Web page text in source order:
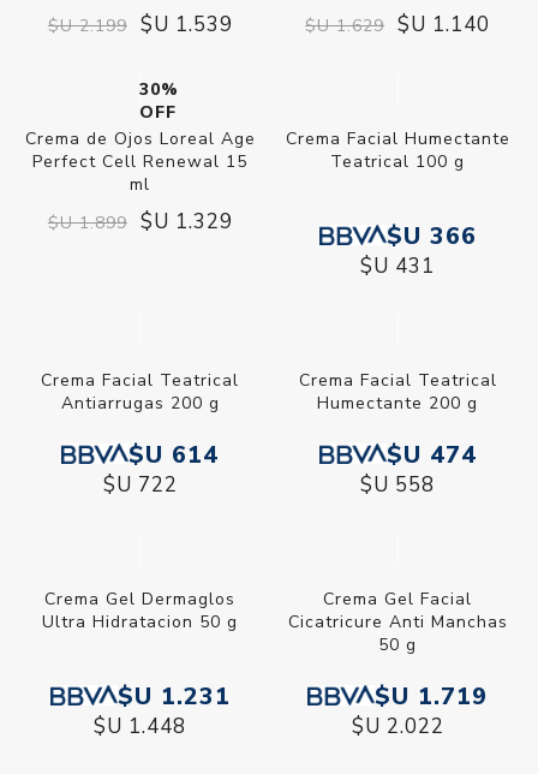
$U 2.199 $U 1.539
$U 1.629 $U 1.140
30%
OFF
Crema de Ojos Loreal Age
Perfect Cell Renewal 15
ml
$U 1.899 $U 1.329
Crema Facial Humectante
Teatrical 100 g
$U 366
$U 431
Crema Facial Teatrical
Antiarrugas 200 g
$U 614
$U 722
Crema Facial Teatrical
Humectante 200 g
$U 474
$U 558
Crema Gel Dermaglos
Ultra Hidratacion 50 g
$U 1.231
$U 1.448
Crema Gel Facial
Cicatricure Anti Manchas
50 g
$U 1.719
$U 2.022